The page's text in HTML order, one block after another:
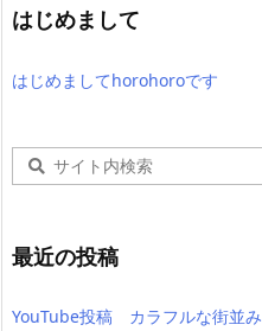
はじめまして
はじめましてhorohoroです
最近の投稿
YouTube投稿 カラフルな街並み